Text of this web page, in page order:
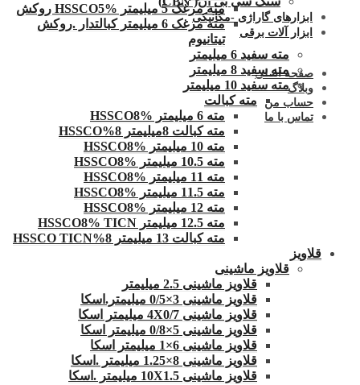
ابزارهای گاراژی -مکانیکی
ابزار آلات برقی
صفحه اصلی
وبلاگ
حساب من
تماس با ما
مته مرغک 5 میلیمتر HSSCO5% روکش
مته مرغک 6 میلیمتر کبالتدار .روکش
تیتانیوم
مته سفید 6 میلیمتر
مته سفید 8 میلیمتر
مته سفید 10 میلیمتر
مته کبالت
مته 6 میلیمتر HSSCO8%
مته کبالت 8میلیمتر 8%HSSCO
مته 10 میلیمتر HSSCO8%
مته 10.5 میلیمتر HSSCO8%
مته 11 میلیمتر HSSCO8%
مته 11.5 میلیمتر HSSCO8%
مته 12 میلیمتر HSSCO8%
مته 12.5 میلیمتر HSSCO8% TICN
مته کبالت 13 میلیمتر 8%HSSCO TICN
قلاویز
قلاویز ماشینی
قلاویز ماشینی 2.5 میلیمتر
قلاویز ماشینی 3×0/5 میلیمتر.اسکا
قلاویز ماشینی 4X0/7 میلیمتر اسکا
قلاویز ماشینی 5×0/8 میلیمتر اسکا
قلاویز ماشینی 6×1 میلیمتر اسکا
قلاویز ماشینی 8×1.25 میلیمتر .اسکا
قلاویز ماشینی 10X1.5 میلیمتر .اسکا